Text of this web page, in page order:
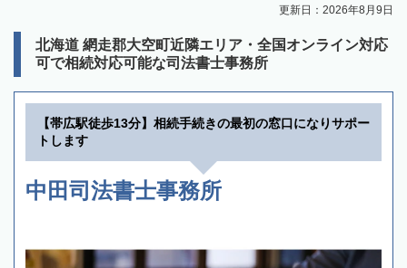
更新日：2026年8月9日
北海道 網走郡大空町近隣エリア・全国オンライン対応
可で相続対応可能な司法書士事務所
【帯広駅徒歩13分】相続手続きの最初の窓口になりサポー
トします
中田司法書士事務所